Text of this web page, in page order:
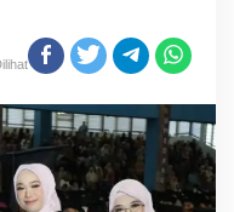
r
o
g
A
u
m